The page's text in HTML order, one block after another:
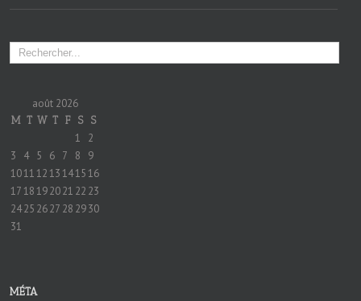
août 2026
M T W T F S S
1
2
3
4 5 6 7 8
9
10111213141516
1718192021 22 23
2425 2627 28 2930
31
MÉTA